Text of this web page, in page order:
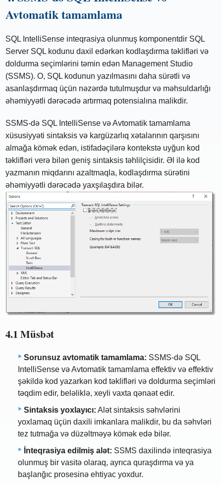
Avtomatik tamamlama
SQL IntelliSense inteqrasiya olunmuş komponentdir SQL
Server SQL kodunu daxil edərkən kodlaşdırma təklifləri və
doldurma seçimlərini təmin edən Management Studio
(SSMS). O, SQL kodunun yazılmasını daha sürətli və
asanlaşdırmaq üçün nəzərdə tutulmuşdur və məhsuldarlığı
əhəmiyyətli dərəcədə artırmaq potensialına malikdir.
SSMS-də SQL IntelliSense və Avtomatik tamamlama
xüsusiyyəti sintaksis və kargüzarlıq xətalarının qarşısını
almağa kömək edən, istifadəçilərə kontekstə uyğun kod
təklifləri verə bilən geniş sintaksis təhlilçisidir. Əl ilə kod
yazmanın miqdarını azaltmaqla, kodlaşdırma sürətini
əhəmiyyətli dərəcədə yaxşılaşdıra bilər.
4.1 Müsbət
Sorunsuz avtomatik tamamlama: SSMS-də SQL
IntelliSense və Avtomatik tamamlama effektiv və effektiv
şəkildə kod yazarkən kod təklifləri və doldurma seçimləri
təqdim edir, beləliklə, xeyli vaxta qənaət edir.
Sintaksis yoxlayıcı: Alət sintaksis səhvlərini
yoxlamaq üçün daxili imkanlara malikdir, bu da səhvləri
tez tutmağa və düzəltməyə kömək edə bilər.
İnteqrasiya edilmiş alət: SSMS daxilində inteqrasiya
olunmuş bir vasitə olaraq, ayrıca quraşdırma və ya
başlanğıc prosesinə ehtiyac yoxdur.